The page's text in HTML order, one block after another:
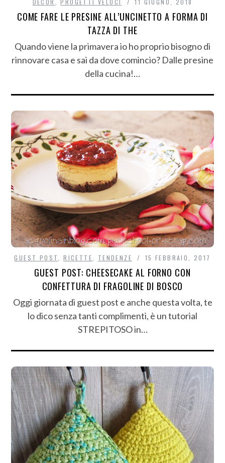
COME FARE LE PRESINE ALL’UNCINETTO A FORMA DI
TAZZA DI THE
Quando viene la primavera io ho proprio bisogno di
rinnovare casa e sai da dove comincio? Dalle presine
della cucina!…
GUEST POST ,RICETTE TENDENZE 15 FEBBRAIO, 2017
GUEST POST: CHEESECAKE AL FORNO CON
CONFETTURA DI FRAGOLINE DI BOSCO
Oggi giornata di guest post e anche questa volta, te
lo dico senza tanti complimenti, è un tutorial
STREPITOSO in…